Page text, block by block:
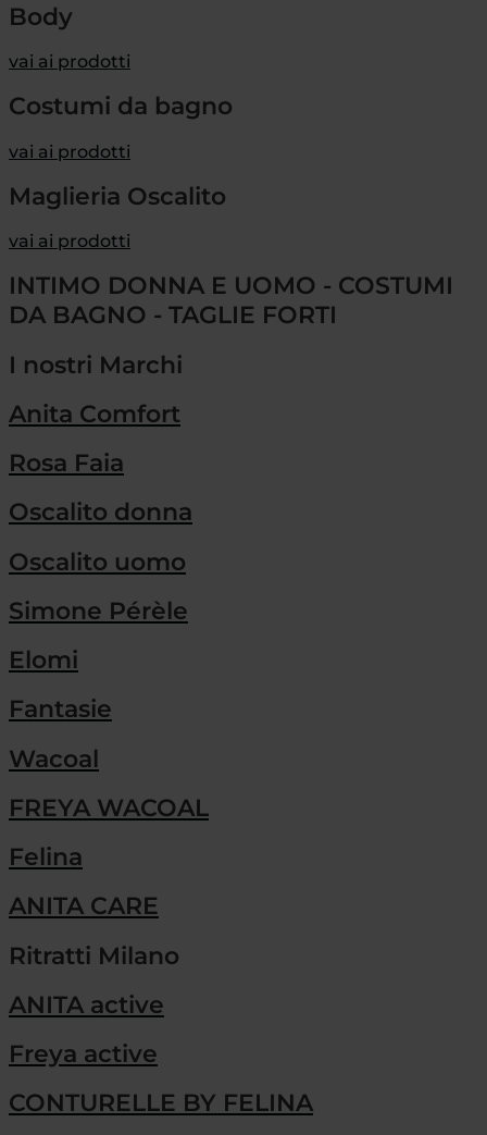
Body
vai ai prodotti
Costumi da bagno
vai ai prodotti
Maglieria Oscalito
vai ai prodotti
INTIMO DONNA E UOMO - COSTUMI
DA BAGNO - TAGLIE FORTI
I nostri Marchi
Anita Comfort
Rosa Faia
Oscalito donna
Oscalito uomo
Simone Pérèle
Elomi
Fantasie
Wacoal
FREYA WACOAL
Felina
ANITA CARE
Ritratti Milano
ANITA active
Freya active
CONTURELLE BY FELINA